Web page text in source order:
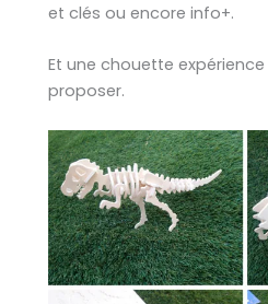
et clés ou encore info+.
Et une chouette
proposer.